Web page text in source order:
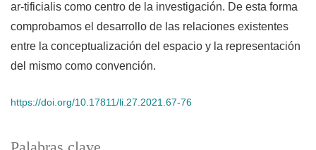
ar-tificialis como centro de la investigación. De esta forma
comprobamos el desarrollo de las relaciones existentes
entre la conceptualización del espacio y la representación
del mismo como convención.
https://doi.org/10.17811/li.27.2021.67-76